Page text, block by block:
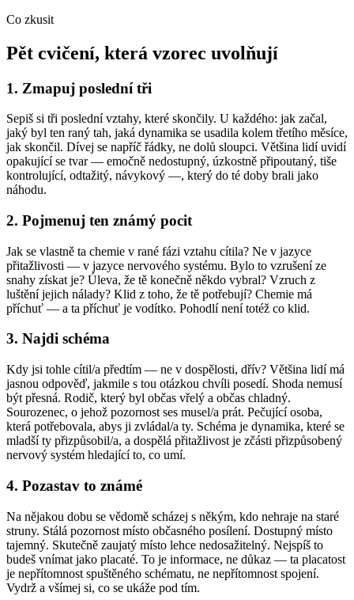
Co zkusit
Pět cvičení, která vzorec uvolňují
1. Zmapuj poslední tři
Sepiš si tři poslední vztahy, které skončily. U každého: jak začal,
jaký byl ten raný tah, jaká dynamika se usadila kolem třetího měsíce,
jak skončil. Dívej se napříč řádky, ne dolů sloupci. Většina lidí uvidí
opakující se tvar — emočně nedostupný, úzkostně připoutaný, tiše
kontrolující, odtažitý, návykový —, který do té doby brali jako
náhodu.
2. Pojmenuj ten známý pocit
Jak se vlastně ta chemie v rané fázi vztahu cítila? Ne v jazyce
přitažlivosti — v jazyce nervového systému. Bylo to vzrušení ze
snahy získat je? Úleva, že tě konečně někdo vybral? Vzruch z
luštění jejich nálady? Klid z toho, že tě potřebují? Chemie má
příchuť — a ta příchuť je vodítko. Pohodlí není totéž co klid.
3. Najdi schéma
Kdy jsi tohle cítil/a předtím — ne v dospělosti, dřív? Většina lidí má
jasnou odpověď, jakmile s tou otázkou chvíli posedí. Shoda nemusí
být přesná. Rodič, který byl občas vřelý a občas chladný.
Sourozenec, o jehož pozornost ses musel/a prát. Pečující osoba,
která potřebovala, abys ji zvládal/a ty. Schéma je dynamika, které se
mladší ty přizpůsobil/a, a dospělá přitažlivost je zčásti přizpůsobený
nervový systém hledající to, co umí.
4. Pozastav to známé
Na nějakou dobu se vědomě scházej s někým, kdo nehraje na staré
struny. Stálá pozornost místo občasného posílení. Dostupný místo
tajemný. Skutečně zaujatý místo lehce nedosažitelný. Nejspíš to
budeš vnímat jako placaté. To je informace, ne důkaz — ta placatost
je nepřítomnost spuštěného schématu, ne nepřítomnost spojení.
Vydrž a všímej si, co se ukáže pod tím.